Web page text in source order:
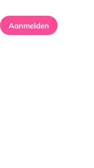
Aanmelden